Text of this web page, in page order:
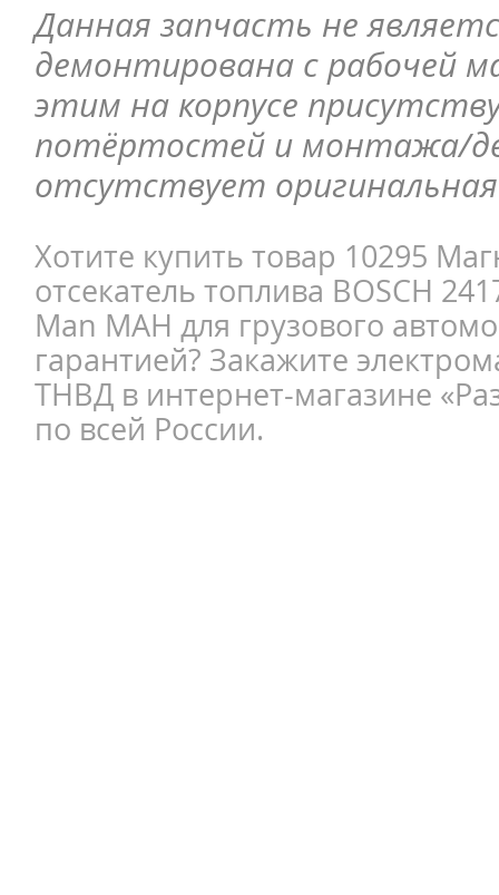
Данная запчасть не
демонтирована с рабочей
этим на корпусе
потёртостей и монтажа/
отсутствует оригинальная
Хотите купить товар 10295
отсекатель топлива BOSCH
Man МАН для грузового
гарантией? Закажите
ТНВД в интернет-магазине
по всей России.